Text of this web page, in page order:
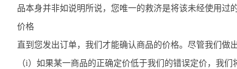
品本身并非如说明所说，您唯一的救济是将该未经使用过
价格
直到您发出订单，我们才能确认商品的价格。尽管我们做
（i）如果某一商品的正确定价低于我们的错误定价，我们